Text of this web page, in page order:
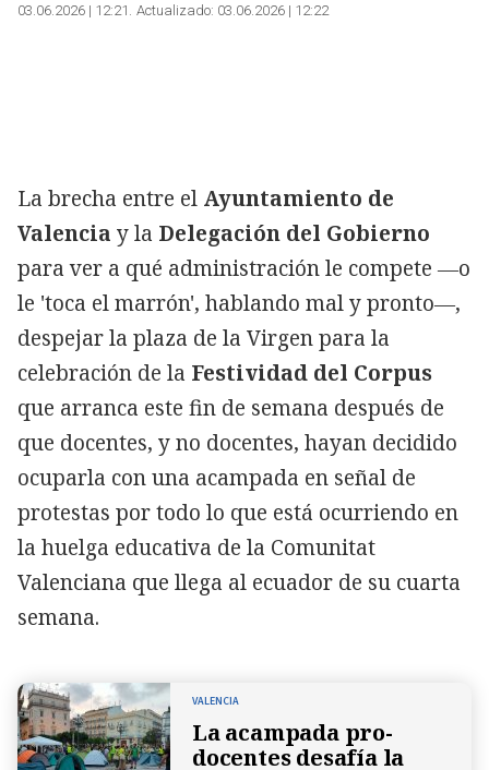
03.06.2026 | 12:21 Actualizado: 03.06.2026 | 12:22
La brecha entre el Ayuntamiento de
Valencia y la Delegación del Gobierno
para ver a qué administración le compete ―o
le 'toca el marrón', hablando mal y pronto―,
despejar la plaza de la Virgen para la
celebración de la Festividad del Corpus
que arranca este fin de semana después de
que docentes, y no docentes, hayan decidido
ocuparla con una acampada en señal de
protestas por todo lo que está ocurriendo en
la huelga educativa de la Comunitat
Valenciana que llega al ecuador de su cuarta
semana.
VALENCIA
La acampada pro-
docentes desafía la